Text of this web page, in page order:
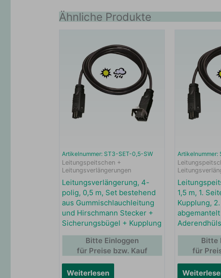
Ähnliche Produkte
Artikelnummer: ST3-SET-0,5-SW
Leitungspeitschen +
Leitungsverlängerungen
Leitungsverlängerung, 4-
polig, 0,5 m, Set bestehend
aus Gummischlauchleitung
und Hirschmann Stecker +
Sicherungsbügel + Kupplung
Weiterlesen
Bitte Einloggen
für Preise bzw. Kauf
Artikelnummer:
1,5 m, 1.
Kupplung,
Bitte
für